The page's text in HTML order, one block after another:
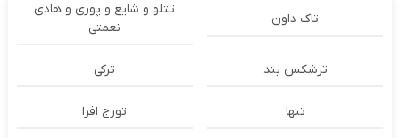
تاک داون
تتلو و شایع و پوری و هادی
نعمتی
ترشكس بند ترکی
تنها تورج افرا